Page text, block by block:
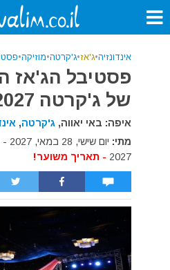
אינדונזיה•ג'אז•ג'קרטה•מוזיקה•
פסטיבל הג'אז
של ג'קרטה 2027
איפה: באי יאווה, ג'קרטה,
מתי:
2027 - תאריך משוער!